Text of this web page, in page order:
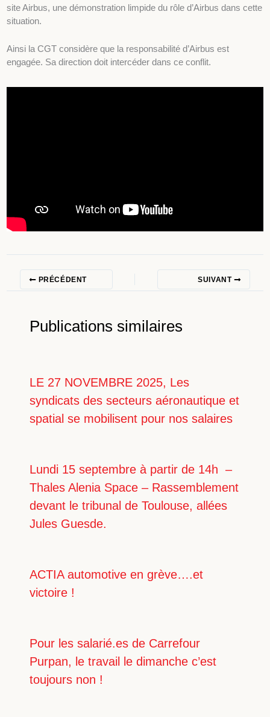
site Airbus, une démonstration limpide du rôle d’Airbus dans cette
situation.
Ainsi la CGT considère que la responsabilité d’Airbus est
engagée. Sa direction doit intercéder dans ce conflit.
PRÉCÉDENT SUIVANT
Publications similaires
LE 27 NOVEMBRE 2025, Les
syndicats des secteurs aéronautique et
spatial se mobilisent pour nos salaires
Lundi 15 septembre à partir de 14h –
Thales Alenia Space – Rassemblement
devant le tribunal de Toulouse, allées
Jules Guesde.
ACTIA automotive en grève….et
victoire !
Pour les salarié.es de Carrefour
Purpan, le travail le dimanche c’est
toujours non !